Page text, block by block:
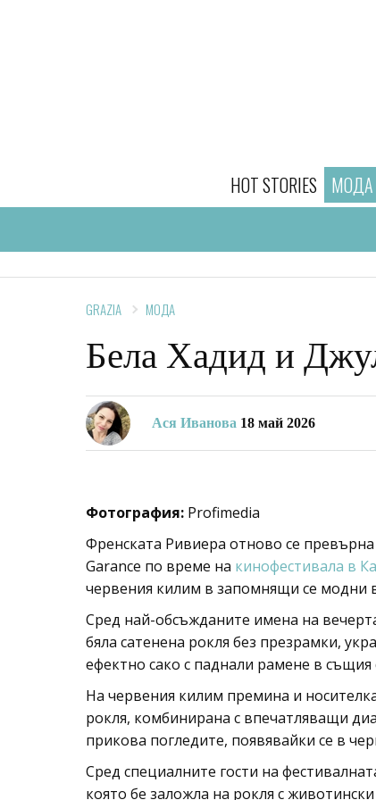
HOT STORIES МОДА
GRAZIA МОДА
Бела Хадид и
Ася Иванова 18 май 2026
Фотография: Profimedia
Френската Ривиера отново се
Garance по време на кинофестивала в
червения килим в запомнящи се модни
Сред най-обсъжданите имена на
бяла сатенена рокля без презрамки,
ефектно сако с паднали рамене в
На червения килим премина и
рокля, комбинирана с впечатляващи
прикова погледите, появявайки се в
Сред специалните гости на
която бе заложла на рокля с